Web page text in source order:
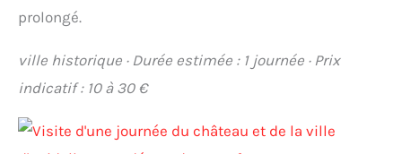
prolongé.
ville historique · Durée estimée : 1 journée · Prix
indicatif : 10 à 30 €